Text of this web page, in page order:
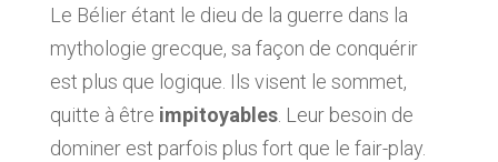
Le Bélier étant le dieu de la guerre dans la
mythologie grecque, sa façon de conquérir
est plus que logique. Ils visent le sommet,
quitte à être impitoyables. Leur besoin de
dominer est parfois plus fort que le fair-play.